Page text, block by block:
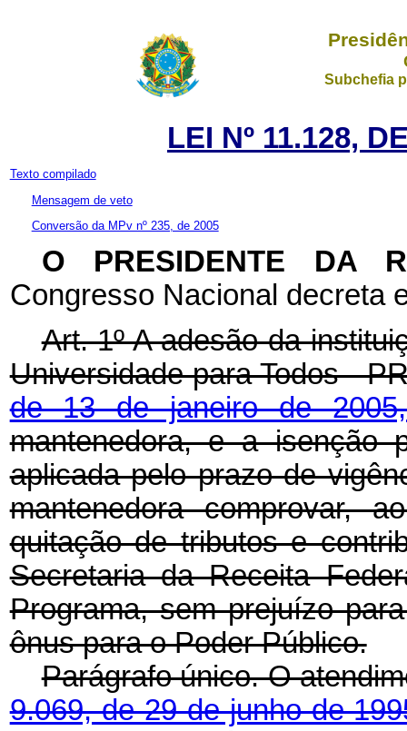
Subchefia
LEI Nº 11.128,
Texto compilado
Mensagem de veto
Conversão da MPv nº 235, de 2005
O PRESIDENTE DA
Congresso Nacional decreta
Art. 1º A adesão da
Universidade para Todos -
de 13 de janeiro de
mantenedora, e a isenção
aplicada pelo prazo de
mantenedora comprovar,
quitação de tributos e
Secretaria da Receita
Programa, sem prejuízo
ônus para o Poder Público.
Parágrafo único. O
9.069, de 29 de junho de